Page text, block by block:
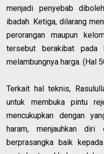
menjadi penyebab
ibadah. Ketiga, dilarang
perorangan maupun
tersebut berakibat pada
melambungnya harga. (Hal
Terkait hal teknis,
untuk membuka pintu
mencukupkan dengan
haram, menjauhkan diri
berprasangka baik